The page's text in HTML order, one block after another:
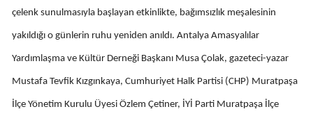
çelenk sunulmasıyla başlayan etkinlikte, bağımsızlık meşalesinin
yakıldığı o günlerin ruhu yeniden anıldı. Antalya Amasyalılar
Yardımlaşma ve Kültür Derneği Başkanı Musa Çolak, gazeteci-yazar
Mustafa Tevfik Kızgınkaya, Cumhuriyet Halk Partisi (CHP) Muratpaşa
İlçe Yönetim Kurulu Üyesi Özlem Çetiner, İYİ Parti Muratpaşa İlçe